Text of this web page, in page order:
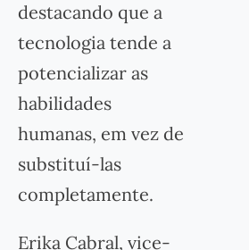
destacando que a
tecnologia tende a
potencializar as
habilidades
humanas, em vez de
substituí-las
completamente.
Erika Cabral, vice-